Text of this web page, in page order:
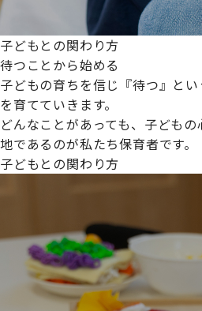
子どもとの関わり方
待つことから始める
子どもの育ちを信じ『待つ』と
を育てていきます。
どんなことがあっても、子ども
地であるのが私たち保育者です。
子どもとの関わり方